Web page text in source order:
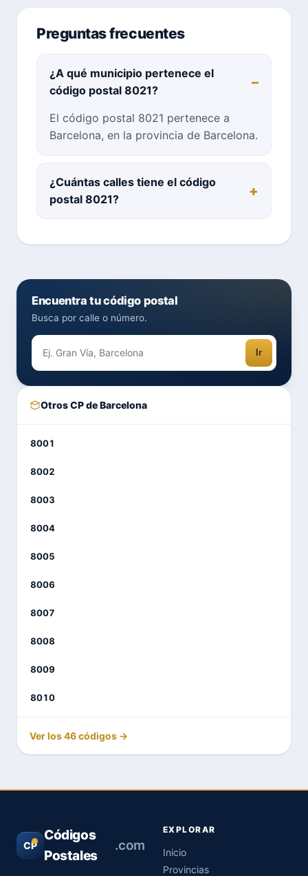
Preguntas frecuentes
¿A qué municipio pertenece el
código postal 8021?
El código postal 8021 pertenece a
Barcelona, en la provincia de Barcelona.
¿Cuántas calles tiene el código
postal 8021?
Encuentra tu código postal
Busca por calle o número.
Ir
Otros CP de Barcelona
8001
8002
8003
8004
8005
8006
8007
8008
8009
8010
Ver los 46 códigos →
CP
Códigos
Postales
.com
EXPLORAR
Inicio
Provincias